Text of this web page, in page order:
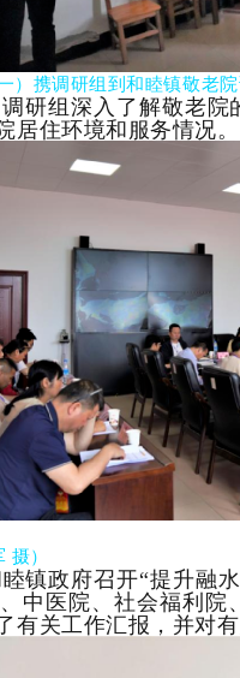
） 携调研组到和睦镇敬老
研组深入了解敬老
居住环境和服务情况。
摄）
镇政府召开“提升融
中医院、社会福利院
有关工作汇报，并对